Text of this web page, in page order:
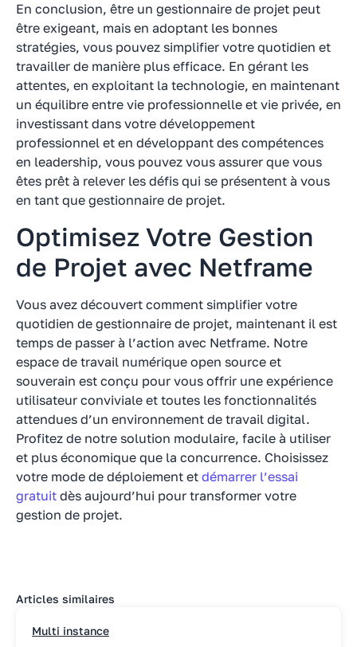
En conclusion, être un gestionnaire de projet peut
être exigeant, mais en adoptant les bonnes
stratégies, vous pouvez simplifier votre quotidien et
travailler de manière plus efficace. En gérant les
attentes, en exploitant la technologie, en maintenant
un équilibre entre vie professionnelle et vie privée, en
investissant dans votre développement
professionnel et en développant des compétences
en leadership, vous pouvez vous assurer que vous
êtes prêt à relever les défis qui se présentent à vous
en tant que gestionnaire de projet.
Optimisez Votre Gestion
de Projet avec Netframe
Vous avez découvert comment simplifier votre
quotidien de gestionnaire de projet, maintenant il est
temps de passer à l’action avec Netframe. Notre
espace de travail numérique open source et
souverain est conçu pour vous offrir une expérience
utilisateur conviviale et toutes les fonctionnalités
attendues d’un environnement de travail digital.
Profitez de notre solution modulaire, facile à utiliser
et plus économique que la concurrence. Choisissez
votre mode de déploiement et démarrer l’essai
gratuit dès aujourd’hui pour transformer votre
gestion de projet.
Articles similaires
Multi instance